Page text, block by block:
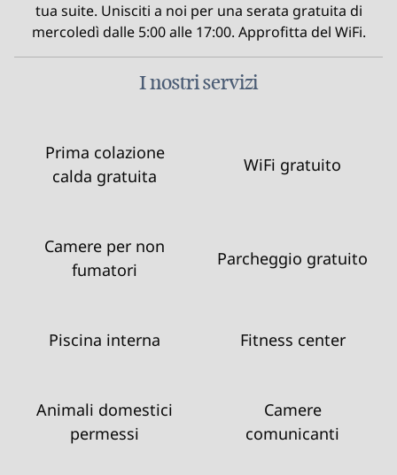
tua suite. Unisciti a noi per una serata gratuita di
mercoledì dalle 5:00 alle 17:00. Approfitta del WiFi.
I nostri servizi
Prima colazione
calda gratuita
WiFi gratuito
Camere per non
fumatori
Parcheggio gratuito
Piscina interna Fitness center
Animali domestici
permessi
Camere
comunicanti